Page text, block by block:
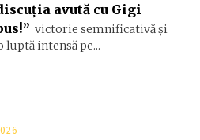
avută cu Gigi
victorie semnificativă și
intensă pe...